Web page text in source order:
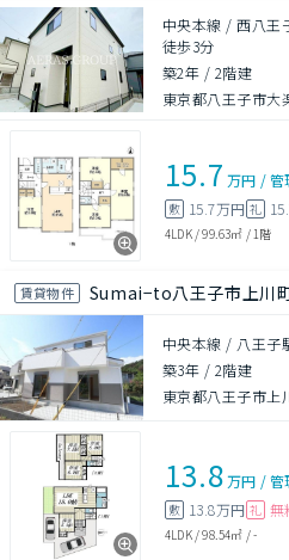
中央本線 / 西八王
徒歩3分
築2年 / 2階建
東京都八王子市大
15.7 万円 /管
敷 15.7万円 礼
4LDK/99.63㎡ / 1階
賃貸物件 Sumai−to八王子市上川
中央本線 / 八王子
築3年 / 2階建
東京都八王子市上
13.8万円 /管
敷 13.8万円 礼 無
4LDK/98.54㎡ /-